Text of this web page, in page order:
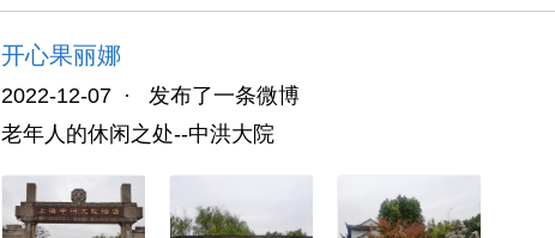
开心果丽娜
2022-12-07 ·
发布了一条微博
老年人的休闲之处--中洪大院